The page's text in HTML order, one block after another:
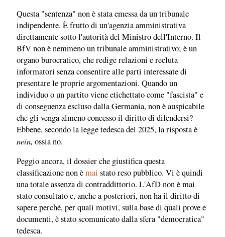
Questa "sentenza" non è stata emessa da un tribunale
indipendente. È frutto di un'agenzia amministrativa
direttamente sotto l'autorità del Ministro dell'Interno. Il
BfV non è nemmeno un tribunale amministrativo; è un
organo burocratico, che redige relazioni e recluta
informatori senza consentire alle parti interessate di
presentare le proprie argomentazioni. Quando un
individuo o un partito viene etichettato come "fascista" e
di conseguenza escluso dalla Germania, non è auspicabile
che gli venga almeno concesso il diritto di difendersi?
Ebbene, secondo la legge tedesca del 2025, la risposta è
nein, ossia no.
Peggio ancora, il dossier che giustifica questa
classificazione non èmai stato reso pubblico. Vi è quindi
una totale assenza di contraddittorio. L'AfD non è mai
stato consultato e, anche a posteriori, non ha il diritto di
sapere perché, per quali motivi, sulla base di quali prove e
documenti, è stato scomunicato dalla sfera "democratica"
tedesca.